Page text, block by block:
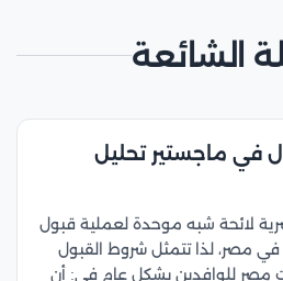
الشائعة
في ماجستير تحليل
لائحة شبه موحدة لعملية قبول
في مصر، لذا تتمثل شروط القبول
مصر للوافدين بشكل عام في: أن